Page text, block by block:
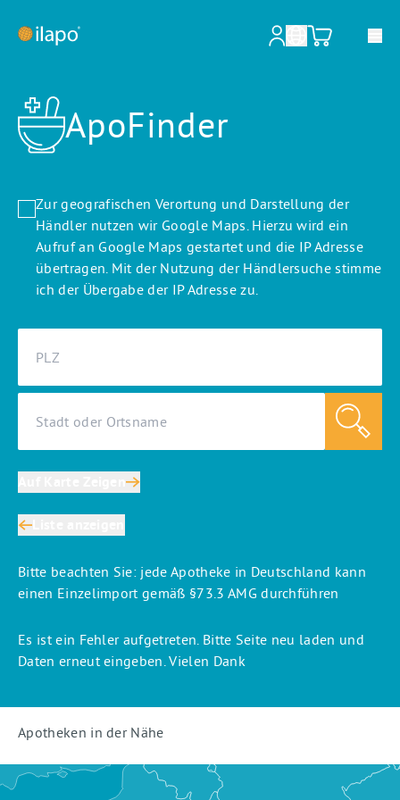
Unsere Leistungen
Pharmazeutische Großhändler
Pharmazeutische Industrie
Informationen für Patienten
Über ilapo
Shop
ApoFinder
Zur geografischen Verortung und Darstellung der
Händler nutzen wir Google Maps. Hierzu wird ein
Aufruf an Google Maps gestartet und die IP Adresse
übertragen. Mit der Nutzung der Händlersuche stimme
ich der Übergabe der IP Adresse zu.
Auf Karte Zeigen
Bitte beachten Sie: jede Apotheke in Deutschland kann
einen Einzelimport gemäß §73.3 AMG durchführen
Es ist ein Fehler aufgetreten. Bitte Seite neu laden und
Daten erneut eingeben. Vielen Dank
Apotheken in der Nähe